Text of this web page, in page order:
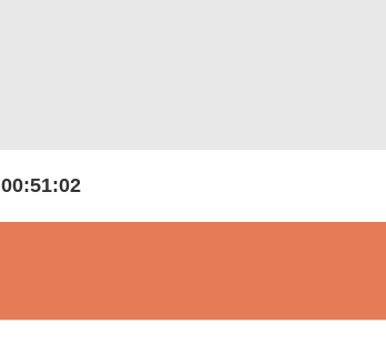
00:51:01